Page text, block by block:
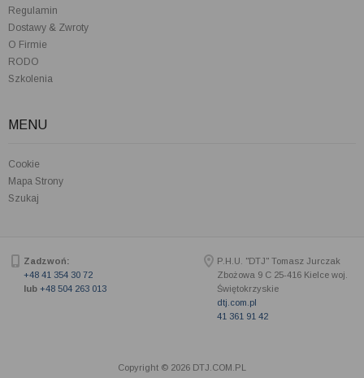
Regulamin
Dostawy & Zwroty
O Firmie
RODO
Szkolenia
MENU
Cookie
Mapa Strony
Szukaj
Zadzwoń:
+48 41 354 30 72
lub +48 504 263 013
P.H.U. "DTJ" Tomasz Jurczak
Zbożowa 9 C 25-416 Kielce woj.
Świętokrzyskie
dtj.com.pl
41 361 91 42
Copyright © 2026 DTJ.COM.PL